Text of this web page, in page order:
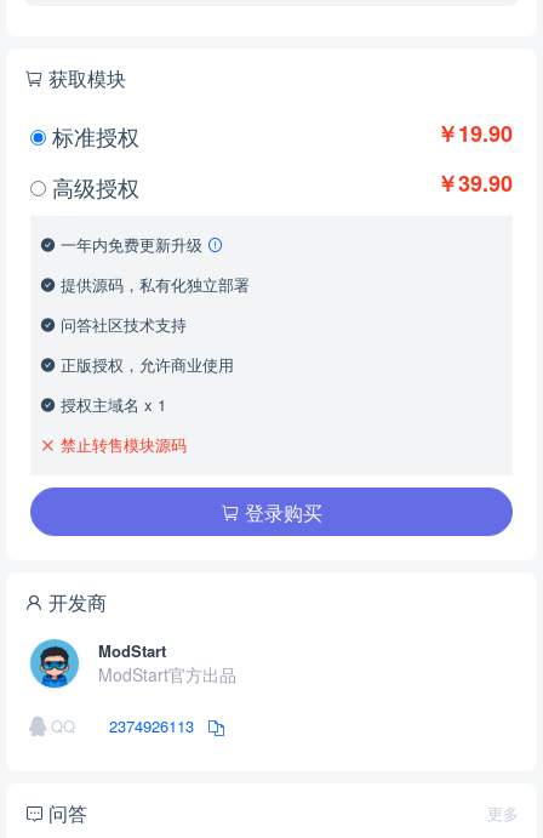
获取模块
￥19.90
标准授权
￥39.90
高级授权
一年内免费更新升级
提供源码，私有化独立部署
问答社区技术支持
正版授权，允许商业使用
授权主域名 x 1
禁止转售模块源码
登录购买
开发商
ModStart
ModStart官方出品
QQ 2374926113
更多
问答